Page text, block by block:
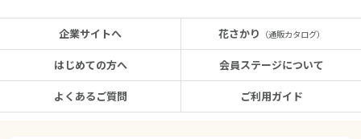
企業サイトへ
はじめての方へ
よくあるご質問
花さかり （通販カタログ）
会員ステージについて
ご利用ガイド